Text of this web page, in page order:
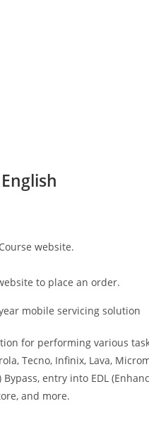
English
website.
to place an order.
mobile servicing solution
for performing various
Tecno, Infinix, Lava,
entry into EDL
and more.